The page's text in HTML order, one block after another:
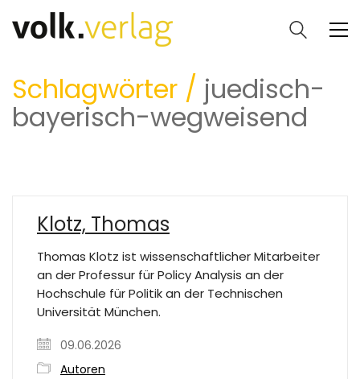
Schlagwörter / juedisch-
bayerisch-wegweisend
Klotz, Thomas
Thomas Klotz ist wissenschaftlicher Mitarbeiter
an der Professur für Policy Analysis an der
Hochschule für Politik an der Technischen
Universität München.
09.06.2026
Autoren